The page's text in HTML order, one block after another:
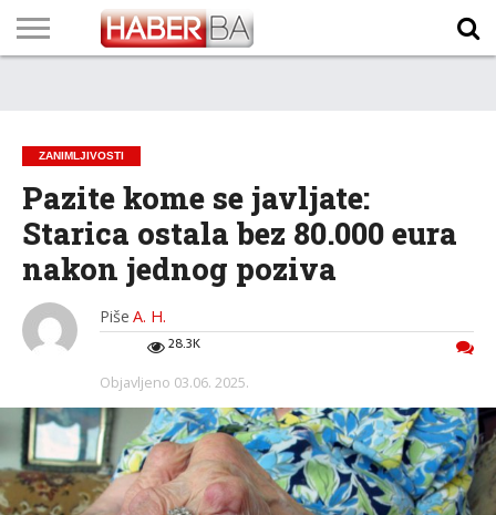
ZANIMLJIVOSTI
Pazite kome se javljate:
Starica ostala bez 80.000 eura
nakon jednog poziva
Piše A. H.
28.3K
Objavljeno 03.06. 2025.